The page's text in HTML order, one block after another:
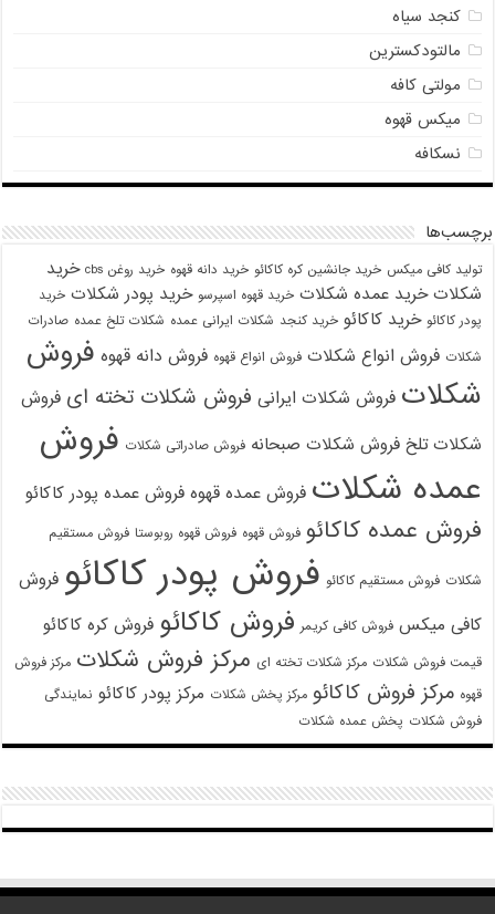
کنجد سیاه
مالتودکسترین
مولتی کافه
میکس قهوه
نسکافه
برچسب‌ها
تولید کافی میکس خرید جانشین کره کاکائو خرید دانه قهوه خرید روغن cbs
خرید
شکلات خرید عمده شکلات خرید قهوه اسپرسو خرید پودر شکلات خرید
پودر کاکائو خرید کاکائو خرید کنجد شکلات ایرانی عمده شکلات تلخ عمده صادرات
شکلات فروش انواع شکلات فروش انواع قهوه فروش دانه قهوه فروش
شکلات فروش شکلات ایرانی فروش شکلات تخته ای فروش
شکلات تلخ فروش شکلات صبحانه فروش صادراتی شکلات فروش
عمده شکلات فروش عمده قهوه فروش عمده پودر کاکائو
فروش عمده کاکائو فروش قهوه فروش قهوه روبوستا فروش مستقیم
شکلات فروش مستقیم کاکائو فروش پودر کاکائو فروش
کافی میکس فروش کافی کریمر فروش کاکائو فروش کره کاکائو
قیمت فروش شکلات مرکز شکلات تخته ای مرکز فروش شکلات مرکز فروش
قهوه مرکز فروش کاکائو مرکز پخش شکلات مرکز پودر کاکائو نمایندگی
فروش شکلات پخش عمده شکلات